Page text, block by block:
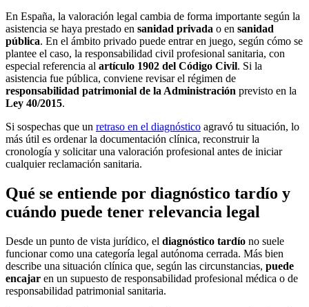
En España, la valoración legal cambia de forma importante según la
asistencia se haya prestado en sanidad privada o en sanidad
pública. En el ámbito privado puede entrar en juego, según cómo se
plantee el caso, la responsabilidad civil profesional sanitaria, con
especial referencia al artículo 1902 del Código Civil. Si la
asistencia fue pública, conviene revisar el régimen de
responsabilidad patrimonial de la Administración previsto en la
Ley 40/2015.
Si sospechas que un retraso en el diagnóstico agravó tu situación, lo
más útil es ordenar la documentación clínica, reconstruir la
cronología y solicitar una valoración profesional antes de iniciar
cualquier reclamación sanitaria.
Qué se entiende por diagnóstico tardío y
cuándo puede tener relevancia legal
Desde un punto de vista jurídico, el diagnóstico tardío no suele
funcionar como una categoría legal autónoma cerrada. Más bien
describe una situación clínica que, según las circunstancias, puede
encajar en un supuesto de responsabilidad profesional médica o de
responsabilidad patrimonial sanitaria.